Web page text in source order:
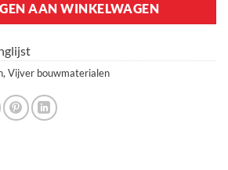
AAN WINKELWAGEN
, Vijver bouwmaterialen